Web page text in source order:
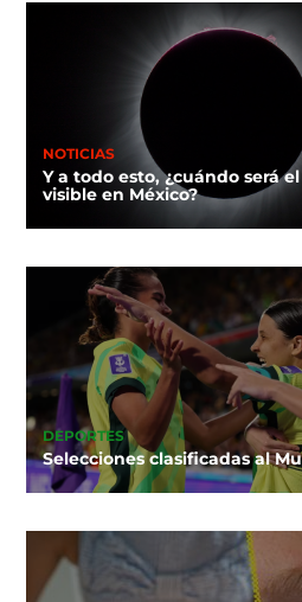
NOTICIAS
Y a todo esto, ¿cuándo será
visible en México?
DEPORTES
Selecciones clasificadas al